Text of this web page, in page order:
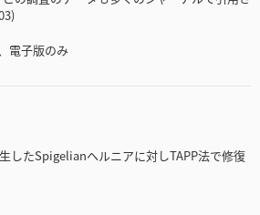
電子版のみ
したSpigelianヘルニアに対しTAPP法で修復